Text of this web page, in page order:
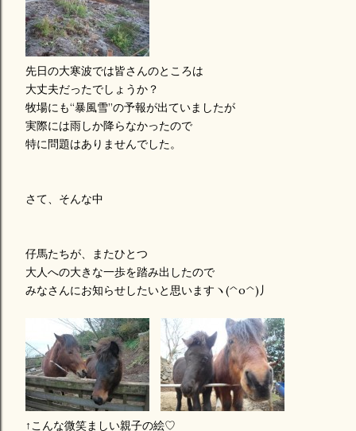
先日の大寒波では皆さんのところは
大丈夫だったでしょうか？
牧場にも“暴風雪”の予報が出ていましたが
実際には雨しか降らなかったので
特に問題はありませんでした。
さて、そんな中
仔馬たちが、またひとつ
大人への大きな一歩を踏み出したので
みなさんにお知らせしたいと思いますヽ(^o^)丿
↑こんな微笑ましい親子の絵♡